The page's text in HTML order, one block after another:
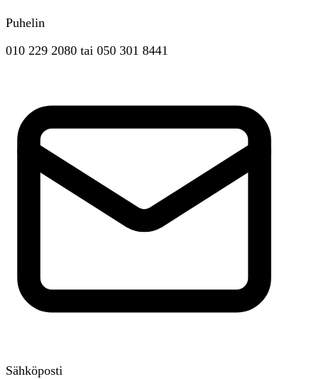
Puhelin
010 229 2080 tai 050 301 8441
Sähköposti